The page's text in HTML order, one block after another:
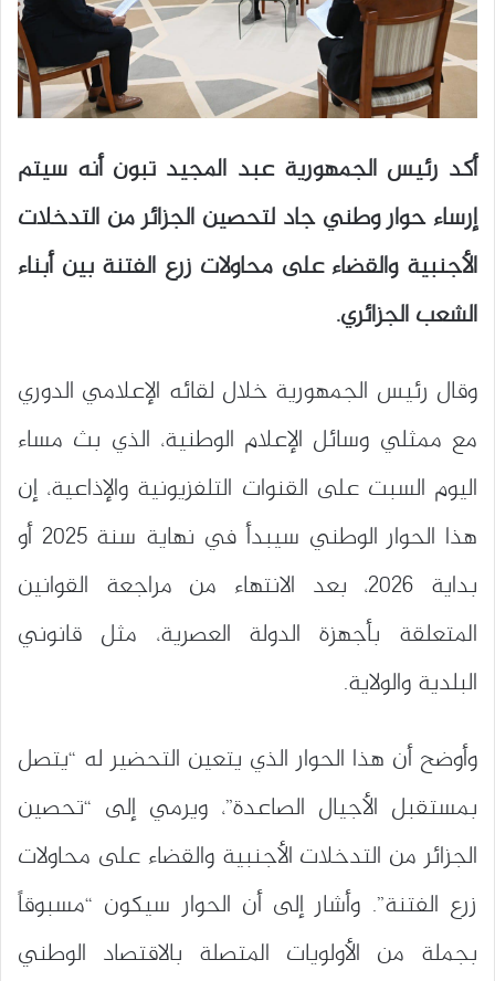
أكد رئيس الجمهورية عبد المجيد تبون أنه سيتم
إرساء حوار وطني جاد لتحصين الجزائر من التدخلات
الأجنبية والقضاء على محاولات زرع الفتنة بين أبناء
الشعب الجزائري.
وقال رئيس الجمهورية خلال لقائه الإعلامي الدوري
مع ممثلي وسائل الإعلام الوطنية، الذي بث مساء
اليوم السبت على القنوات التلفزيونية والإذاعية، إن
هذا الحوار الوطني سيبدأ في نهاية سنة 2025 أو
بداية 2026، بعد الانتهاء من مراجعة القوانين
المتعلقة بأجهزة الدولة العصرية، مثل قانوني
البلدية والولاية.
وأوضح أن هذا الحوار الذي يتعين التحضير له “يتصل
بمستقبل الأجيال الصاعدة”، ويرمي إلى “تحصين
الجزائر من التدخلات الأجنبية والقضاء على محاولات
زرع الفتنة”. وأشار إلى أن الحوار سيكون “مسبوقاً
بجملة من الأولويات المتصلة بالاقتصاد الوطني